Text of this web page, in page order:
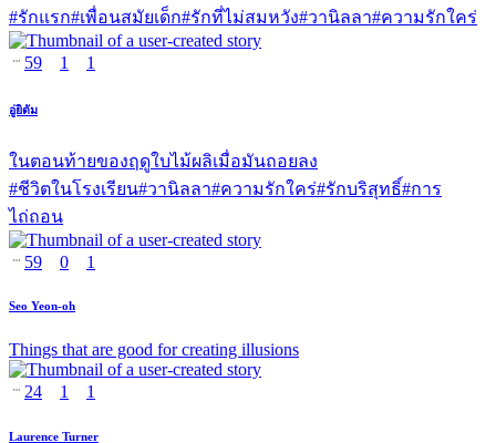
#รักแรก#เพื่อนสมัยเด็ก#รักที่ไม่สมหวัง#วานิลลา#ความรักใคร่
59 1 1
อู่ยิดัม
ในตอนท้ายของฤดูใบไม้ผลิเมื่อมันถอยลง
#ชีวิตในโรงเรียน#วานิลลา#ความรักใคร่#รักบริสุทธิ์#การ
ไถ่ถอน
59 0 1
Seo Yeon-oh
Things that are good for creating illusions
24 1 1
Laurence Turner